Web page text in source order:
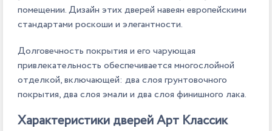
помещении. Дизайн этих дверей навеян европейскими
стандартами роскоши и элегантности.
Долговечность покрытия и его чарующая
привлекательность обеспечивается многослойной
отделкой, включающей: два слоя грунтовочного
покрытия, два слоя эмали и два слоя финишного лака.
Характеристики дверей Арт Классик